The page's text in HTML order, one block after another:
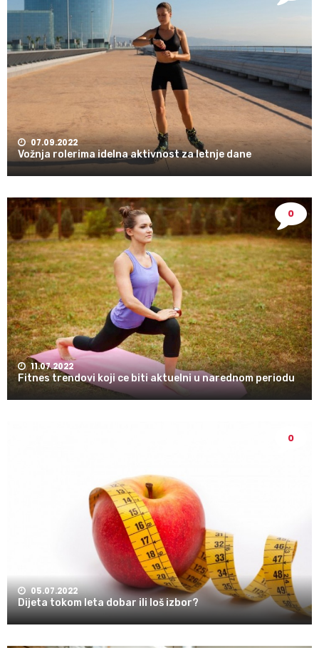
07.09.2022
Vožnja rolerima idelna aktivnost za letnje dane
0
11.07.2022
Fitnes trendovi koji ce biti aktuelni u narednom periodu
0
05.07.2022
Dijeta tokom leta dobar ili loš izbor?